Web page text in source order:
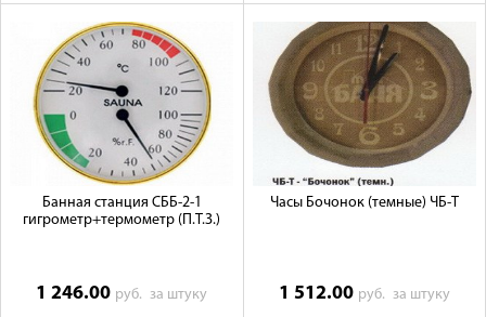
Банная станция СББ-2-1
гигрометр+термометр (П.Т.З.)
1 246.00 руб.за штуку
Часы Бочонок (темные) ЧБ-Т
1 512.00 руб. за штуку